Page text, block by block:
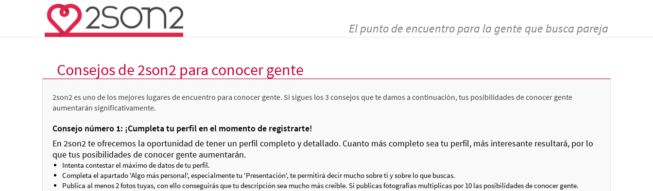
El punto de encuentro para la gente que busca pareja
Consejos de 2son2 para conocer gente
2son2 es uno de los mejores lugares de encuentro para conocer gente. Si sigues los 3 consejos que te damos a continuación, tus posibilidades de conocer gente
aumentarán significativamente.
Consejo número 1: ¡Cumpleta tu perfil en el momento de registrarte!
En 2son2 te ofrecemos la oportunidad de tener un perfil completo y detallado. Cuanto más completo sea tu perfil, más interesante resultará, por lo
que tus posibilidades de conocer gente aumentarán.
Intenta contestar el máximo de datos de tu perfil.
Completa el apartado 'Algo más personal', especialmente tu 'Presentación', te permitirá decir mucho sobre ti y sobre lo que buscas.
Publica al menos 2 fotos tuyas, con ello conseguirás que tu descripción sea mucho más creíble. Si publicas fotografías multiplicas por 10 las posibilidades de conocer gente.